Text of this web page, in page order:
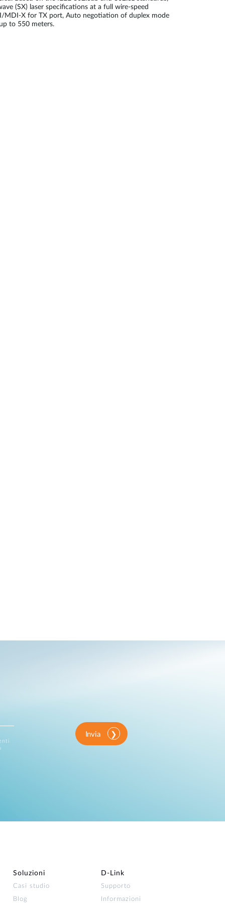
(SX) laser specifications at a full wire-speed
MDI-X for TX port, Auto negotiation of duplex mode
to 550 meters.
Invia
Soluzioni
Casi studio
Blog
D‑Link
Supporto
Informazioni